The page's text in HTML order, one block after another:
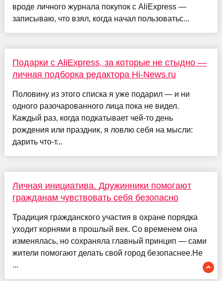
вроде личного журнала покупок с AliExpress —
записываю, что взял, когда начал пользоватьс...
Подарки с AliExpress, за которые не стыдно —
личная подборка редактора Hi-News.ru
Половину из этого списка я уже подарил — и ни
одного разочарованного лица пока не видел.
Каждый раз, когда подкатывает чей-то день
рождения или праздник, я ловлю себя на мысли:
дарить что-т...
Личная инициатива. Дружинники помогают
гражданам чувствовать себя безопасно
Традиция гражданского участия в охране порядка
уходит корнями в прошлый век. Со временем она
изменялась, но сохраняла главный принцип — сами
жители помогают делать свой город безопаснее.Не
...